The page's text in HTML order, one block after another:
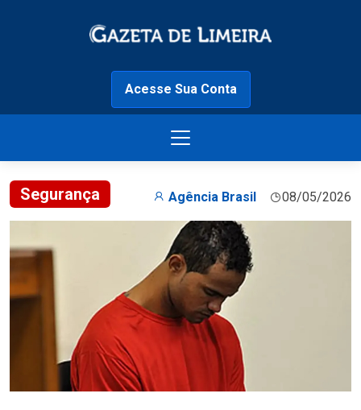
Acesse Sua Conta
Segurança Agência Brasil 08/05/2026